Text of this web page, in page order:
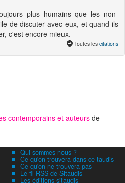
plus humains que les non-
de discuter avec eux, et quand ils
c'est encore mieux.
Toutes les citations
contemporains et auteurs de
Qui sommes-nous ?
Ce qu'on trouvera dans ce taudis
Ce qu'on ne trouvera pas
Le fil RSS de Sitaudis
Les éditions sitaudis